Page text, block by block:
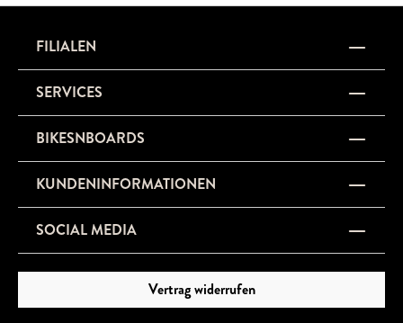
FILIALEN
SERVICES
BIKESNBOARDS
KUNDENINFORMATIONEN
SOCIAL MEDIA
Vertrag widerrufen